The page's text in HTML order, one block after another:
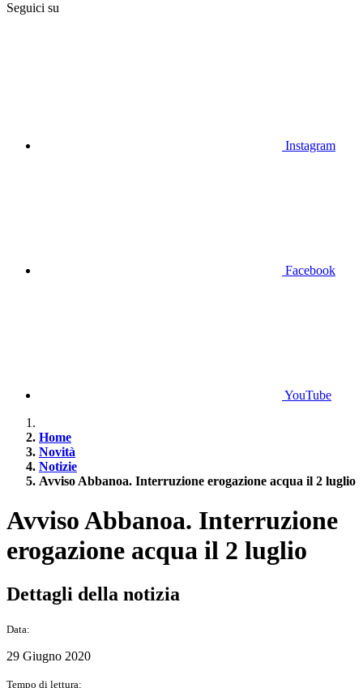
Seguici su
Instagram
Facebook
YouTube
Home
Novità
Notizie
Avviso Abbanoa. Interruzione erogazione acqua il 2 luglio
Avviso Abbanoa. Interruzione
erogazione acqua il 2 luglio
Dettagli della notizia
Data:
29 Giugno 2020
Tempo di lettura: